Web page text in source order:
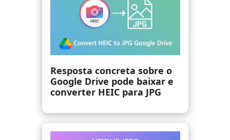
Guia do fotógrafo para
converter imagens NEF em
JPG